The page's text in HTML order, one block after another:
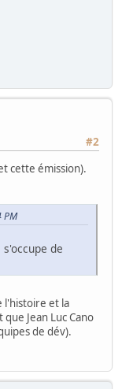
#2
cette émission).
PM
de
l'histoire et la
Jean Luc Cano
de dév).